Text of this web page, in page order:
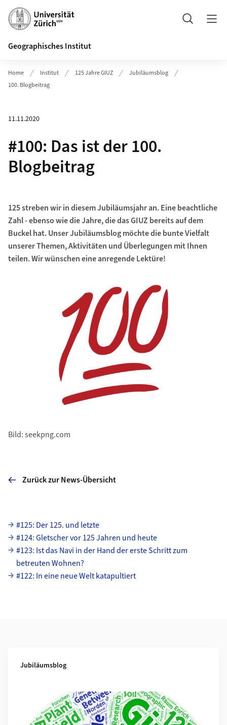
Header
Suche
Geographisches Institut
Home Institut 125 Jahre GIUZ
Jubiläumsblog
100. Blogbeitrag
11.11.2020
#100: Das ist der 100.
Blogbeitrag
125 streben wir in diesem Jubiläumsjahr an. Eine beachtliche
Zahl - ebenso wie die Jahre, die das GIUZ bereits auf dem
Buckel hat. Unser Jubiläumsblog möchte die bunte Vielfalt
unserer Themen, Aktivitäten und Überlegungen mit Ihnen
teilen. Wir wünschen eine anregende Lektüre!
Bild: seekpng.com
Zurück zur News-Übersicht
Unterseiten
#125: Der 125. und letzte
#124: Gletscher vor 125 Jahren und heute
#123: Ist das Navi in der Hand der erste Schritt zum
betreuten Wohnen?
#122: In eine neue Welt katapultiert
Jubiläumsblog